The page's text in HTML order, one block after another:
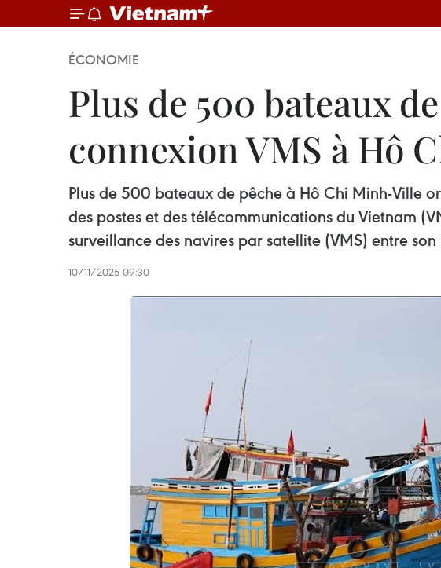
ÉCONOMIE
Plus de 500 bateaux
connexion VMS à Hô
Plus de 500 bateaux de pêche à Hô Chi Minh-Ville
des postes et des télécommunications du Vietnam
surveillance des navires par satellite (VMS) entre
10/11/2025 09:30